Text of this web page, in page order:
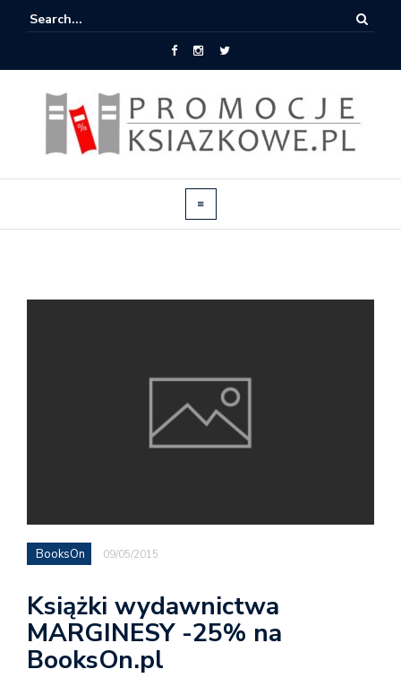
BooksOn 09/05/2015
Książki wydawnictwa
MARGINESY -25% na
BooksOn.pl